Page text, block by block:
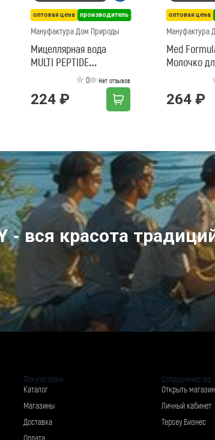
оптовая цена производитель
Мануфактура Дом Природы
Мицеллярная вода
MULTI PEPTIDE
УЛЬТРАУВЛАЖНЕНИЕ
0 Нет отзывов
224 ₽
оптовая цена
Мануфактура
Med
Молочко
макияжа
264 ₽
- вся красота
Покупателям
Каталог
Магазины
Доставка
Сотрудничество
Открыть магазин
Личный кабинет
Tepsey Бизнес